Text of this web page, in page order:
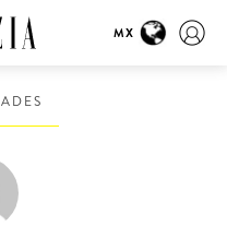
MX